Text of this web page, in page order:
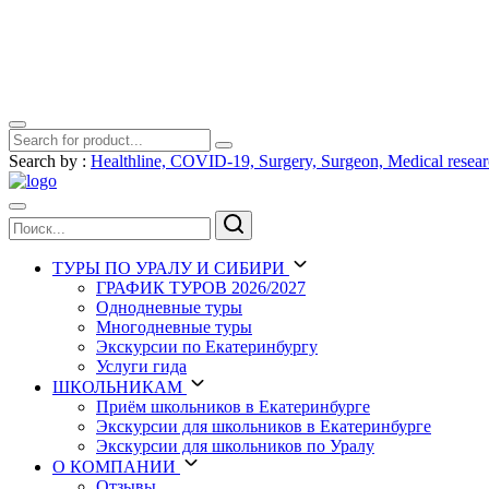
Search by : Healthline, COVID-19, Surgery, Surgeon, Medical
ТУРЫ ПО УРАЛУ И СИБИРИ
ГРАФИК ТУРОВ 2026/2027
Однодневные туры
Многодневные туры
Экскурсии по Екатеринбургу
Услуги гида
ШКОЛЬНИКАМ
Приём школьников в Екатеринбурге
Экскурсии для школьников в Екатеринбурге
Экскурсии для школьников по Уралу
О КОМПАНИИ